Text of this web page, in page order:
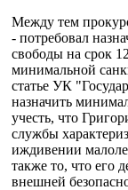
Между тем
- потребовал
свободы на срок
минимальной
статье УК
назначить
учесть, что
службы
иждивении
также то, что его
внешней